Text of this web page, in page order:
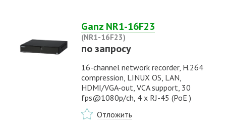
Ganz NR1-16F23
(NR1-16F23)
по запросу
16-channel network recorder, H.264
compression, LINUX OS, LAN,
HDMI/VGA-out, VCA support, 30
fps@1080p/ch, 4 x RJ-45 (PoE )
Отложить